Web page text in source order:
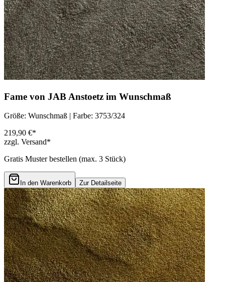
Fame von JAB Anstoetz im Wunschmaß
Größe: Wunschmaß | Farbe: 3753/324
219,90 €*
zzgl. Versand*
Gratis Muster bestellen (max. 3 Stück)
In den Warenkorb Zur Detailseite